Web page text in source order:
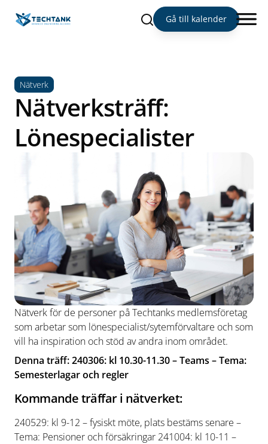
Sök Gå till kalender
Nätverk
Nätverksträff:
Lönespecialister
Nätverk för de personer på Techtanks medlemsföretag
som arbetar som lönespecialist/sytemförvaltare och som
vill ha inspiration och stöd av andra inom området.
Denna träff: 240306: kl 10.30-11.30 – Teams – Tema:
Semesterlagar och regler
Kommande träffar i nätverket:
240529: kl 9-12 – fysiskt möte, plats bestäms senare –
Tema: Pensioner och försäkringar 241004: kl 10-11 –